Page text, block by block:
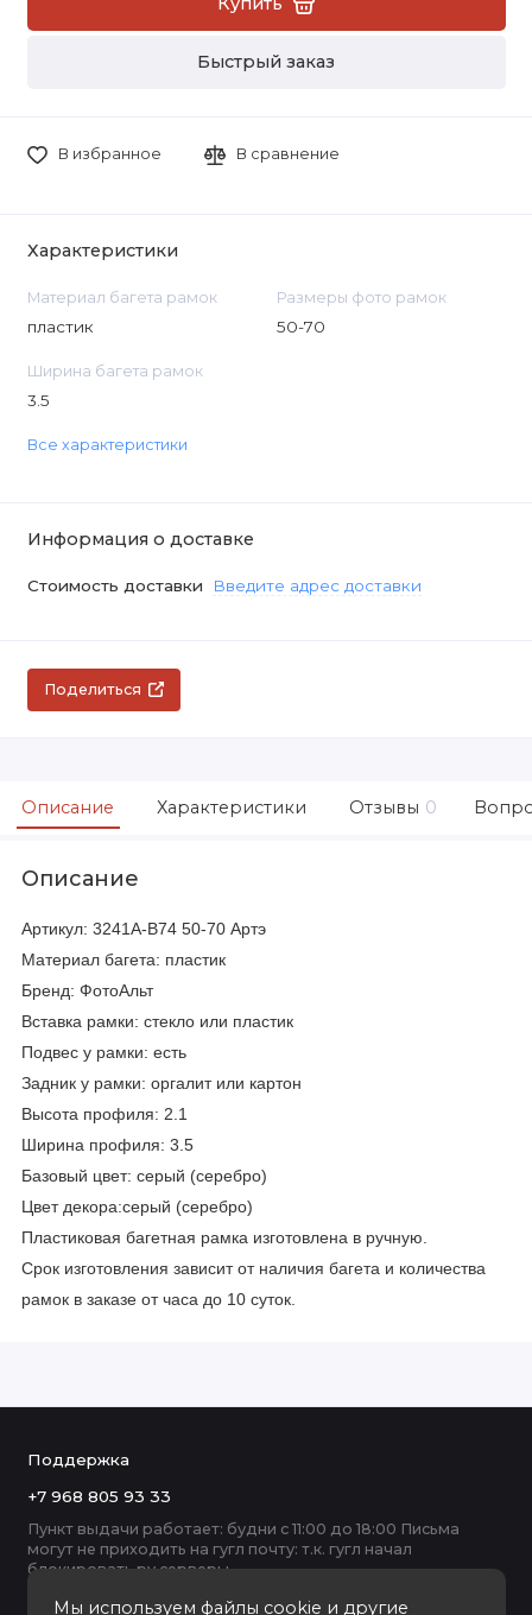
Быстрый заказ
В избранное В сравнение
Характеристики
Материал багета рамок
пластик
Размеры фото рамок
50-70
Ширина багета рамок
3.5
Все характеристики
Информация о доставке
Стоимость доставки Введите адрес доставки
Поделиться
Описание Характеристики Отзывы 0
Описание
Артикул: 3241A-B74 50-70 Артэ
Материал багета: пластик
Бренд: ФотоАльт
Вставка рамки: стекло или пластик
Подвес у рамки: есть
Задник у рамки: оргалит или картон
Высота профиля: 2.1
Ширина профиля: 3.5
Базовый цвет: серый (серебро)
Цвет декора:серый (серебро)
Пластиковая багетная рамка изготовлена в ручную.
Срок изготовления зависит от наличия багета и количества
рамок в заказе от часа до 10 суток.
Мы используем файлы cookie и другие
Поддержка
+7 968 805 93 33
Пункт выдачи работает: будни с 11:00 до 18:00 Письма
могут не приходить на гугл почту: т.к. гугл начал
блокировать ру серверы